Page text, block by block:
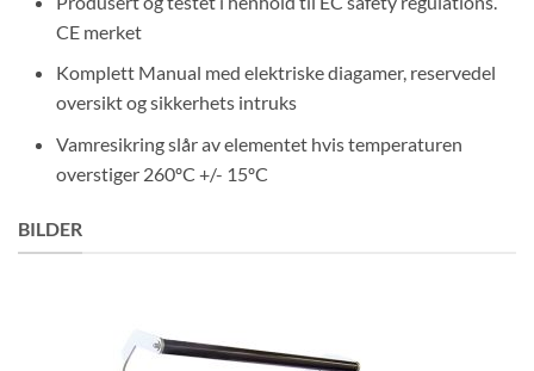
CE merket
Komplett Manual med elektriske diagamer, reservedel
oversikt og sikkerhets intruks
Vamresikring slår av elementet hvis temperaturen
overstiger 260ºC +/- 15ºC
BILDER